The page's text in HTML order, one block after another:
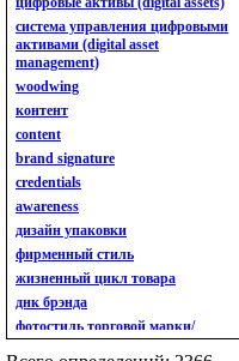
анализ конкурентов
анализ кросс-культурных
особенностей
анализ мак кинси «7s»
анализ макросистемы
анализ маркетинговый
анализ рынка
анализ ситуационный
анализ экспертный
индивидуальный
анкета
ассортимент
ассортимент товарный.
планирование товарного
ассортимента
ассортимент. глубина
система управления цифровыми
активами (digital asset
management)
woodwing
контент
content
brand signature
credentials
awareness
дизайн упаковки
фирменный стиль
жизненный цикл товара
днк брэнда
фотостиль торговой марки/
линейки продукции